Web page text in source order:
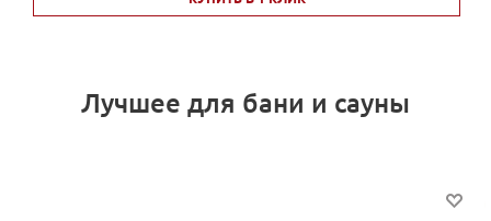
Лучшее для бани и сауны